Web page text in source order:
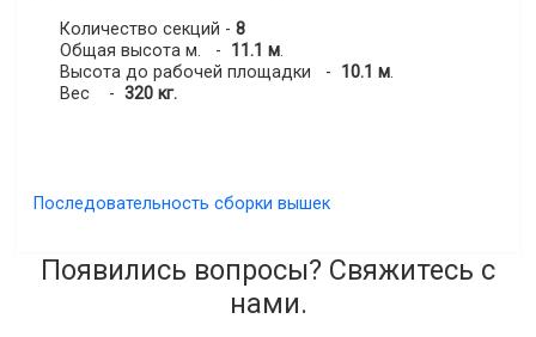
Количество секций - 8
Общая высота м. - 11.1 м.
Высота до рабочей площадки - 10.1 м.
Вес - 320 кг.
Последовательность сборки вышек
Появились вопросы? Свяжитесь с
нами.